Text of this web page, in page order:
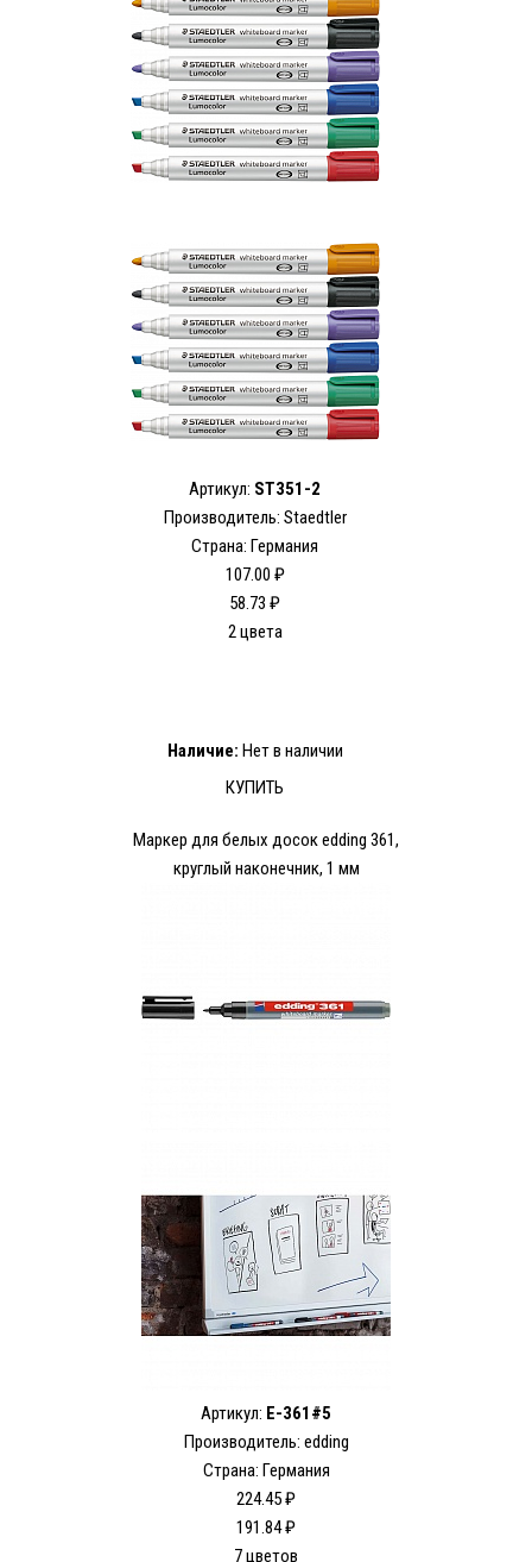
Артикул: ST351-2
Производитель: Staedtler
Страна: Германия
107.00 ₽
58.73 ₽
2 цвета
Наличие: Нет в наличии
КУПИТЬ
Маркер для белых досок edding 361,
круглый наконечник, 1 мм
Артикул: E-361#5
Производитель: edding
Страна: Германия
224.45 ₽
191.84 ₽
7 цветов